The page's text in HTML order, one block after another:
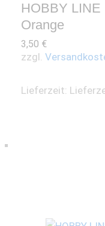
HOBBY
Orange
3,50 €
zzgl.
Lieferzeit: